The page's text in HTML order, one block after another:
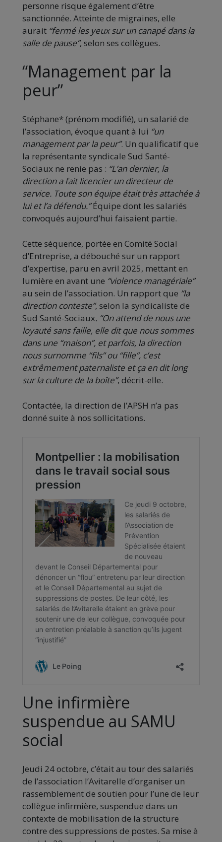
personne risque également d’être
sanctionnée. Atteinte de migraines, elle
aurait “fermé les yeux sur un canapé dans la
salle de pause”, selon ses collègues.
“Management par la
peur”
Stéphane* (prénom modifié), un salarié de
l’association, évoque quant à lui “un
management par la peur”. Un qualificatif que
la représentante syndicale Sud Santé-
Sociaux ne renie pas : “L’an dernier, la
direction a fait licencier un directeur de
service. Toute son équipe était très attachée à
lui et l’a défendu.”Équipe dont les salariés
convoqués aujourd’hui faisaient partie.
Cette séquence, portée en Comité Social
d’Entreprise, a débouché sur un rapport
d’expertise, paru en avril 2025, mettant en
lumière en avant une “violence managériale”
au sein de l’association. Un rapport que “la
direction conteste”, selon la syndicaliste de
Sud Santé-Sociaux. “On attend de nous une
loyauté sans faille, elle dit que nous sommes
dans une “maison”, et parfois, la direction
nous surnomme “fils” ou “fille”, c’est
extrêmement paternaliste et ça en dit long
sur la culture de la boîte”, décrit-elle.
Contactée, la direction de l’APSH n’a pas
donné suite à nos sollicitations.
Une infirmière
suspendue au SAMU
social
Jeudi 24 octobre, c’était au tour des salariés
de l’association l’Avitarelle d’organiser un
rassemblement de soutien pour l’une de leur
collègue infirmière, suspendue dans un
contexte de mobilisation de la structure
contre des suppressions de postes. Sa mise à